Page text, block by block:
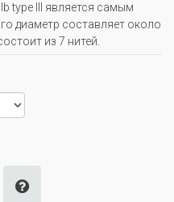
type III является самым
диаметр составляет около
из 7 нитей.